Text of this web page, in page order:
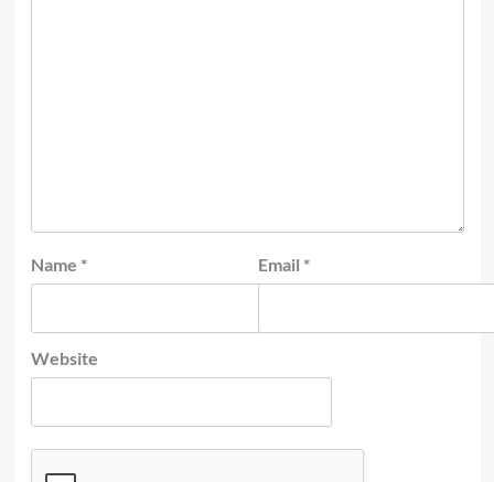
Name * Email *
Website